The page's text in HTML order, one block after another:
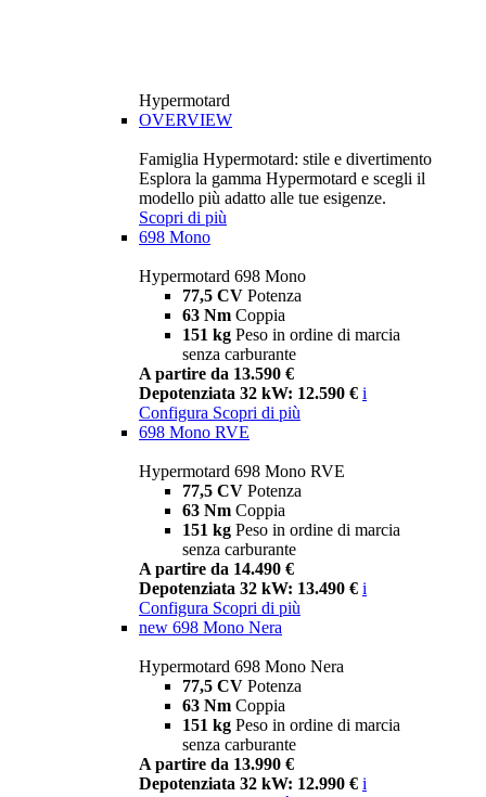
Hypermotard
OVERVIEW
Famiglia Hypermotard: stile e divertimento
Esplora la gamma Hypermotard e scegli il
modello più adatto alle tue esigenze.
Scopri di più
698 Mono
Hypermotard 698 Mono
77,5 CV Potenza
63 Nm Coppia
151 kg Peso in ordine di marcia
senza carburante
A partire da 13.590 €
Depotenziata 32 kW: 12.590 € i
Configura Scopri di più
698 Mono RVE
Hypermotard 698 Mono RVE
77,5 CV Potenza
63 Nm Coppia
151 kg Peso in ordine di marcia
senza carburante
A partire da 14.490 €
Depotenziata 32 kW: 13.490 € i
Configura Scopri di più
new 698 Mono Nera
Hypermotard 698 Mono Nera
77,5 CV Potenza
63 Nm Coppia
151 kg Peso in ordine di marcia
senza carburante
A partire da 13.990 €
Depotenziata 32 kW: 12.990 € i